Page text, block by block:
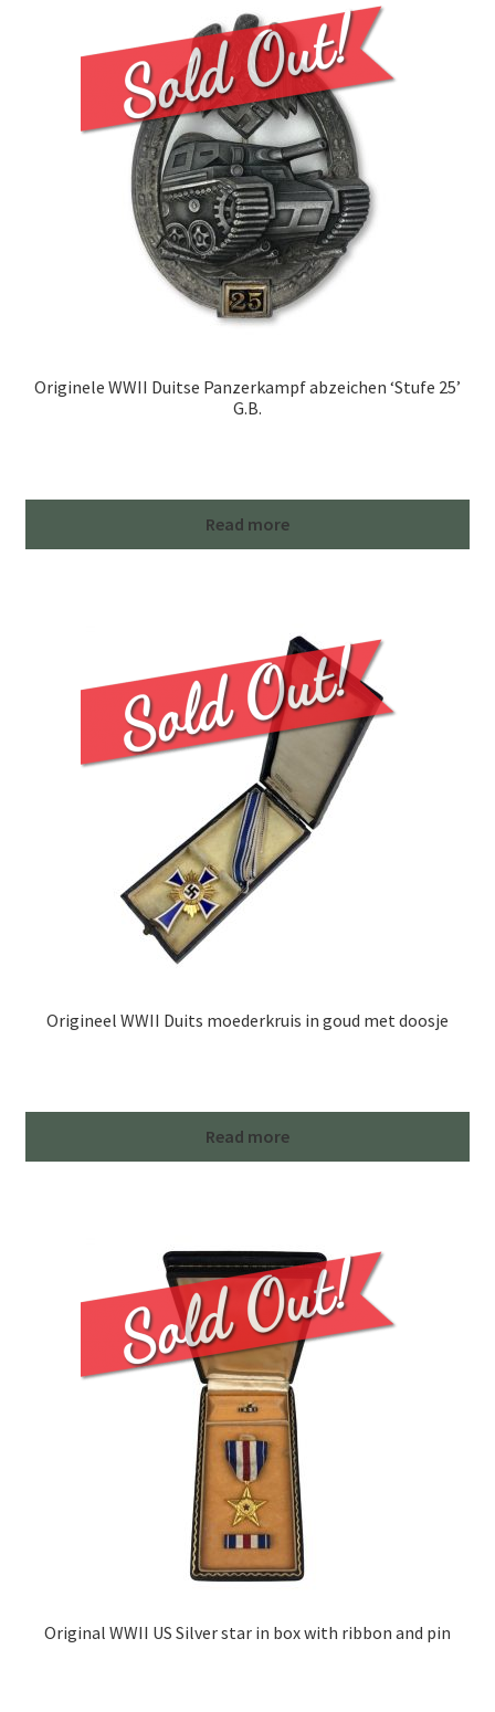
Originele WWII Duitse Panzerkampf abzeichen ‘Stufe 25’
G.B.
Read more
Origineel WWII Duits moederkruis in goud met doosje
Read more
Original WWII US Silver star in box with ribbon and pin